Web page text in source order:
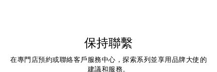
保持聯繫
在專門店預約或聯絡客戶服務中心，探索系列並享用品牌大使的
建議和服務。